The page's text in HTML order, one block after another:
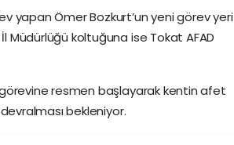
yapan Ömer Bozkurt’un yeni görev yeri
Müdürlüğü koltuğuna ise Tokat AFAD
görevine resmen başlayarak kentin afet
bekleniyor.